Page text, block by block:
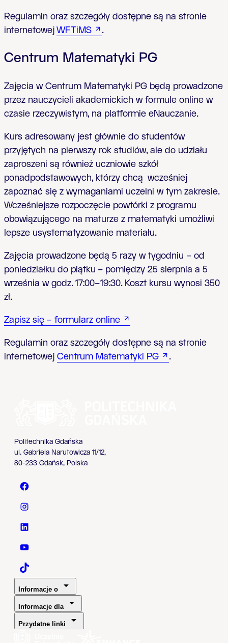
Regulamin oraz szczegóły dostępne są na stronie
internetowejWFTiMS .
Centrum Matematyki PG
Zajęcia w Centrum Matematyki PG będą prowadzone
przez nauczycieli akademickich w formule online w
czasie rzeczywistym, na platformie eNauczanie.
Kurs adresowany jest głównie do studentów
przyjętych na pierwszy rok studiów, ale do udziału
zaproszeni są również uczniowie szkół
ponadpodstawowych, którzy chcą wcześniej
zapoznać się z wymaganiami uczelni w tym zakresie.
Wcześniejsze rozpoczęcie powtórki z programu
obowiązującego na maturze z matematyki umożliwi
lepsze usystematyzowanie materiału.
Zajęcia prowadzone będą 5 razy w tygodniu – od
poniedziałku do piątku – pomiędzy 25 sierpnia a 5
września w godz. 17:00–19:30. Koszt kursu wynosi 350
zł.
Zapisz się – formularz online
Regulamin oraz szczegóły dostępne są na stronie
internetowej Centrum Matematyki PG .
Politechnika Gdańska
ul. Gabriela Narutowicza 11/12,
80-233 Gdańsk, Polska
Politechnika Gdańska - Facebook
Politechnika Gdańska - Instagram
Politechnika Gdańska - LinkedIn
Politechnika Gdańska - YouTube
Politechnika Gdańska - TaikTok
Informacje o
Informacje dla
Przydatne linki